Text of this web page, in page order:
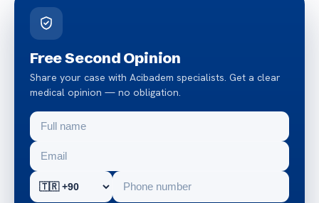
Free Second Opinion
Share your case with Acibadem specialists. Get a clear
medical opinion — no obligation.